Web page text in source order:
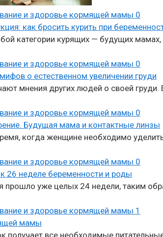
и здоровье кормящей мамы 0
как бросить курить при
категории курящих — будущих
и здоровье кормящей мамы 0
о естественном увеличении груди
мнения других людей о своей груди.
и здоровье кормящей мамы 0
Будущая мама и контактные линзы
когда женщине необходимо
и здоровье кормящей мамы 0
26 неделе беременности и роды
прошло уже целых 24 недели, таким
и здоровье кормящей мамы 1
мамы